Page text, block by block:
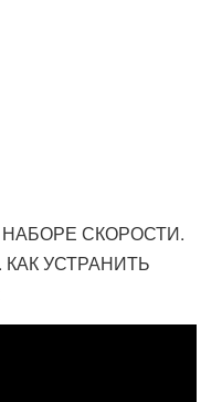
СКОРОСТИ.
УСТРАНИТЬ